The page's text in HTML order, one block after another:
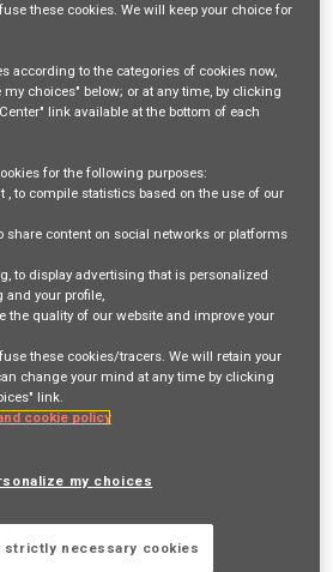
this search
VOS MISSIONS
votre fibre
souhaitez développer votrepropre
nous !
des personneset de leur
these cookies. We will keep your choice for
according to the categories of cookies now,
choices" below; or at any time, by clicking
link available at the bottom of each
for the following purposes:
, to compile statistics based on the use of our
share content on social networks or platforms
, to display advertising that is personalized
and your profile,
the quality of our website and improve your
these cookies/tracers. We will retain your
change your mind at any time by clicking
link.
cookie policy
my choices
strictly necessary cookies